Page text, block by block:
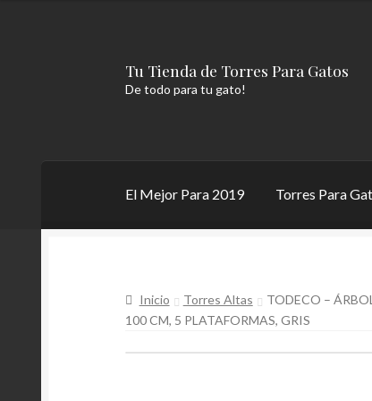
Ir
a
Ir
al
Tu Tienda de Torres Para Gatos
De todo para tu gato!
El Mejor Para 2019 Torres Para
Torres Para Gatos Caseras.Torres Para
Inicio Torres Altas
TODECO –
100 CM, 5 PLATAFORMAS, GRIS